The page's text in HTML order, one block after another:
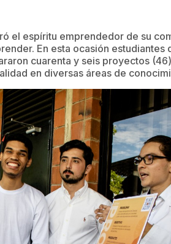
el espíritu emprendedor de su
En esta ocasión
cuarenta y seis proyectos
en diversas áreas de